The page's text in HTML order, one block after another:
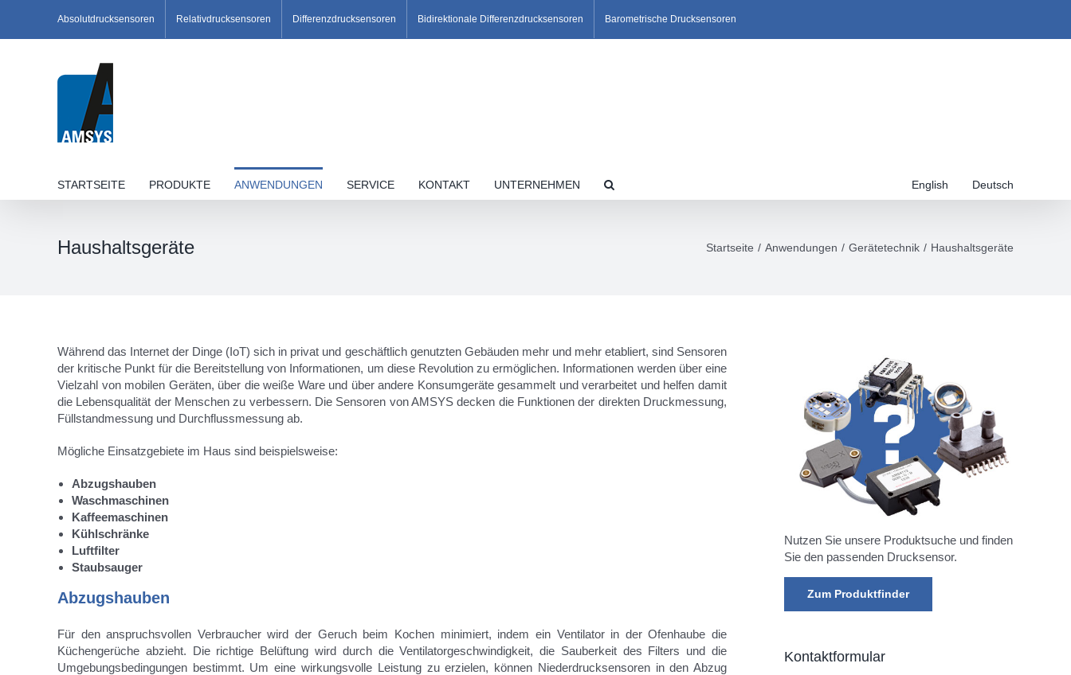
content
Absolutdrucksensoren Relativdrucksensoren Differenzdrucksensoren Bidirektionale Differenzdrucksensoren Barometrische Drucksensoren
STARTSEITE PRODUKTE ANWENDUNGEN SERVICE KONTAKT UNTERNEHMEN Deutsch
English
Haushaltsgeräte Startseite Anwendungen Gerätetechnik Haushaltsgeräte
Während das Internet der Dinge (IoT) sich in privat und geschäftlich genutzten Gebäuden mehr und mehr etabliert, sind Sensoren
der kritische Punkt für die Bereitstellung von Informationen, um diese Revolution zu ermög­lichen. Informationen werden über eine
Vielzahl von mobilen Geräten, über die weiße Ware und über andere Konsumgeräte gesammelt und verarbeitet und helfen damit
die Lebensqualität der Menschen zu verbessern. Die Sensoren von AMSYS decken die Funktionen der direkten Druckmessung,
Füllstandmessung und Durchflussmessung ab.
Mögliche Einsatzgebiete im Haus sind beispielsweise:
Abzugshauben
Waschmaschinen
Kaffeemaschinen
Kühlschränke
Luftfilter
Staubsauger
Abzugshauben
Für den anspruchsvollen Verbraucher wird der Geruch beim Kochen minimiert, indem ein Ventilator in der Ofenhaube die
Küchengerüche abzieht. Die richtige Belüftung wird durch die Ventilatorgeschwindigkeit, die Sauberkeit des Filters und die
Umgebungsbedingungen bestimmt. Um eine wirkungsvolle Leistung zu erzielen, können Niederdrucksensoren in den Abzug
Nutzen Sie unsere Produktsuche und finden
Sie den passenden Drucksensor.
Zum Produktfinder
Kontaktformular